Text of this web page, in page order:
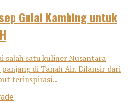
Gulai Kambing untuk
salah satu kuliner Nusantara
di Tanah Air. Dilansir dari
terinspirasi...